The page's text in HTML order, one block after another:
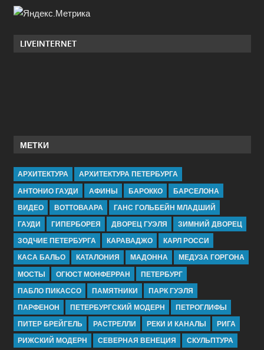
LIVEINTERNET
МЕТКИ
АРХИТЕКТУРА
АРХИТЕКТУРА ПЕТЕРБУРГА
АНТОНИО ГАУДИ
АФИНЫ БАРОККО
БАРСЕЛОНА
ВИДЕО
ВОТТОВААРА
ГАНС ГОЛЬБЕЙН МЛАДШИЙ
ГАУДИ
ГИПЕРБОРЕЯ ДВОРЕЦ ГУЭЛЯ
ЗИМНИЙ ДВОРЕЦ
ЗОДЧИЕ ПЕТЕРБУРГА
КАРАВАДЖО
КАРЛ РОССИ
КАСА БАЛЬО
КАТАЛОНИЯ МАДОННА
МЕДУЗА ГОРГОНА
МОСТЫ
ОГЮСТ МОНФЕРРАН
ПЕТЕРБУРГ
ПАБЛО ПИКАССО
ПАМЯТНИКИ
ПАРК ГУЭЛЯ
ПАРФЕНОН
ПЕТЕРБУРГСКИЙ МОДЕРН
ПЕТРОГЛИФЫ
ПИТЕР БРЕЙГЕЛЬ
РАСТРЕЛЛИ РЕКИ И КАНАЛЫ
РИГА
РИЖСКИЙ МОДЕРН
СЕВЕРНАЯ ВЕНЕЦИЯ СКУЛЬПТУРА